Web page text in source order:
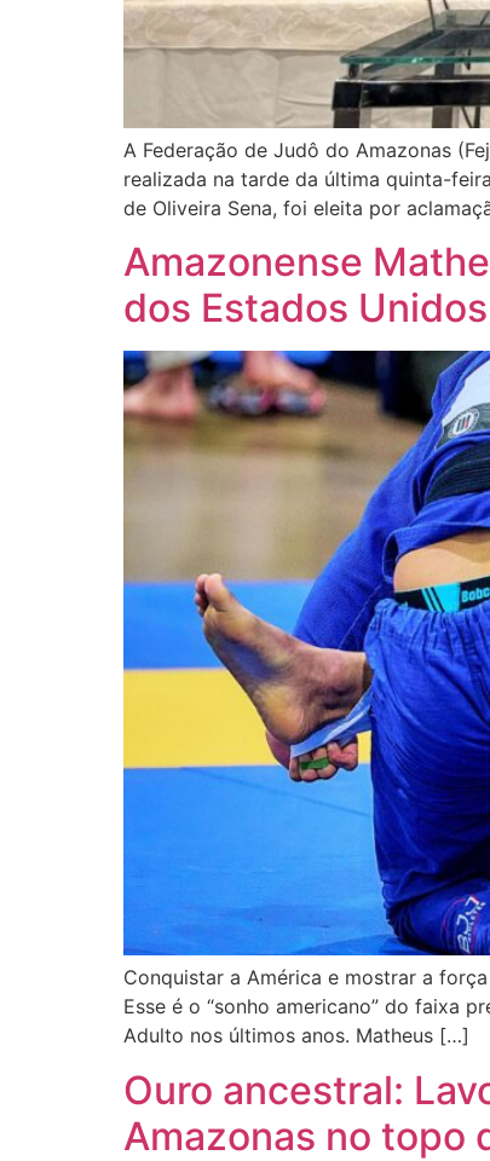
A Federação de Judô do Amazonas
realizada na tarde da última quinta-
de Oliveira Sena, foi eleita por
Amazonense
dos Estados Unidos
Conquistar a América e mostrar a
Esse é o “sonho americano” do faixa
Adulto nos últimos anos. Matheus […]
Ouro ancestral:
Amazonas no topo